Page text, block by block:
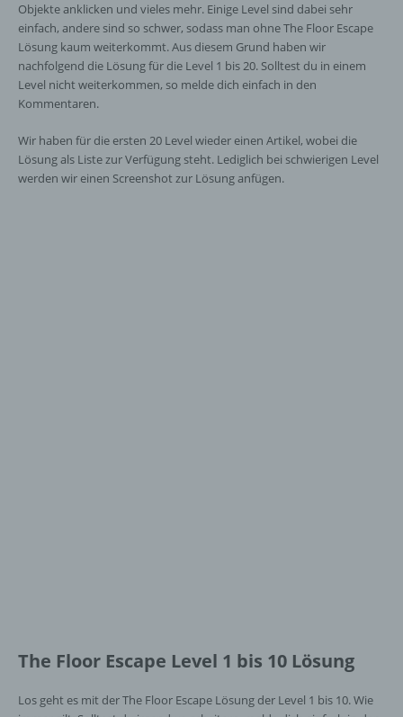
Objekte anklicken und vieles mehr. Einige Level sind dabei sehr
einfach, andere sind so schwer, sodass man ohne The Floor Escape
Lösung kaum weiterkommt. Aus diesem Grund haben wir
nachfolgend die Lösung für die Level 1 bis 20. Solltest du in einem
Level nicht weiterkommen, so melde dich einfach in den
Kommentaren.
Wir haben für die ersten 20 Level wieder einen Artikel, wobei die
Lösung als Liste zur Verfügung steht. Lediglich bei schwierigen Level
werden wir einen Screenshot zur Lösung anfügen.
The Floor Escape Level 1 bis 10 Lösung
Los geht es mit der The Floor Escape Lösung der Level 1 bis 10. Wie